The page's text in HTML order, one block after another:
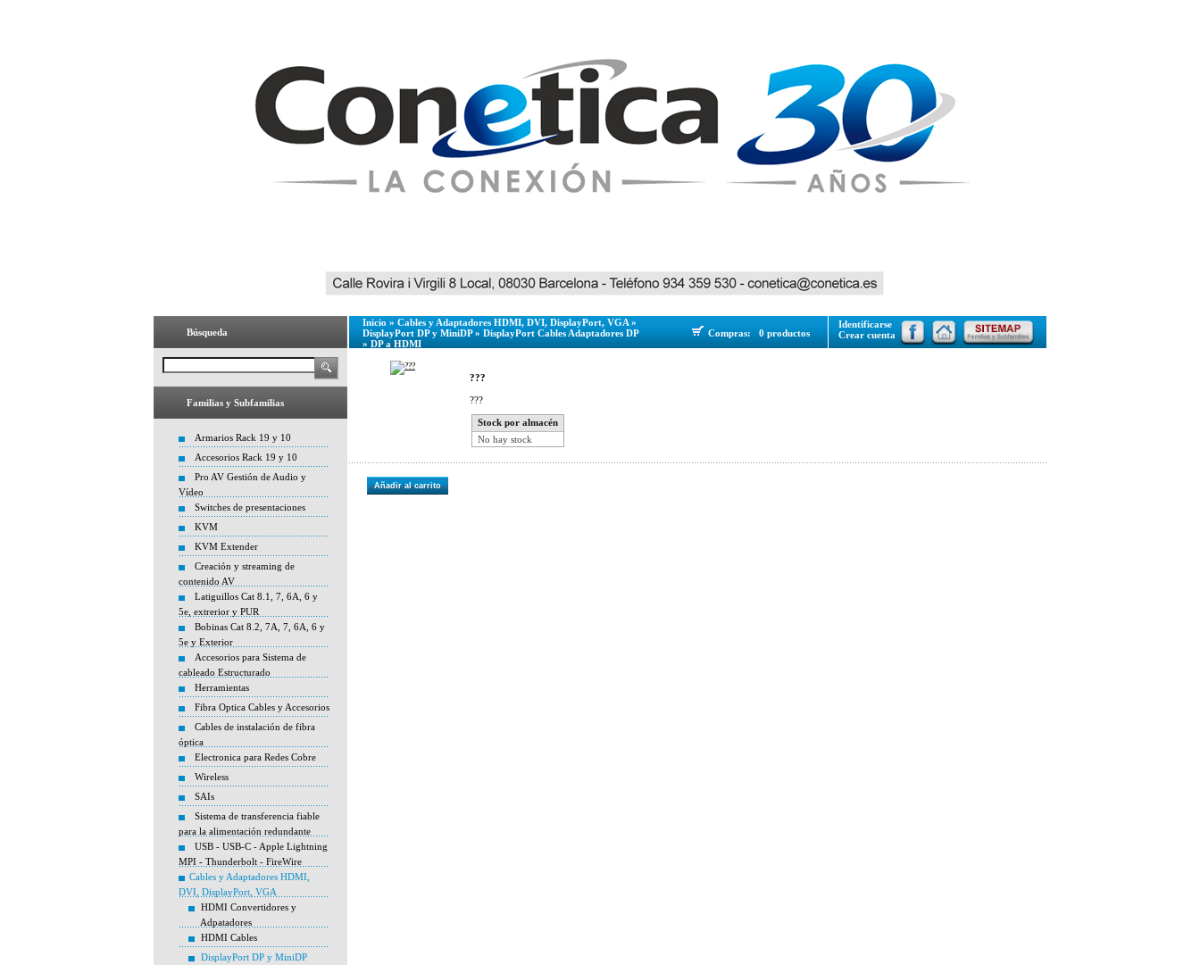
Búsqueda
Familias y Subfamilias
Armarios Rack 19 y 10
Accesorios Rack 19 y 10
Pro AV Gestión de Audio y
Vídeo
Switches de presentaciones
KVM
KVM Extender
Creación y streaming de
contenido AV
Latiguillos Cat 8.1, 7, 6A, 6 y
5e, extrerior y PUR
Bobinas Cat 8.2, 7A, 7, 6A, 6 y
5e y Exterior
Accesorios para Sistema de
cableado Estructurado
Herramientas
Fibra Optica Cables y Accesorios
Cables de instalación de fibra
óptica
Electronica para Redes Cobre
Wireless
SAIs
Sistema de transferencia fiable
para la alimentación redundante
USB - USB-C - Apple Lightning
MPI - Thunderbolt - FireWire
Cables y Adaptadores HDMI,
DVI, DisplayPort, VGA
HDMI Convertidores y
Adpatadores
HDMI Cables
DisplayPort DP y MiniDP
Inicio » Cables y Adaptadores HDMI, DVI, DisplayPort, VGA »
DisplayPort DP y MiniDP» DisplayPort Cables Adaptadores DP
» DP a HDMI
Compras: 0 productos
Identificarse
Crear cuenta
???
???
Stock por almacén
No hay stock
Añadir al carrito